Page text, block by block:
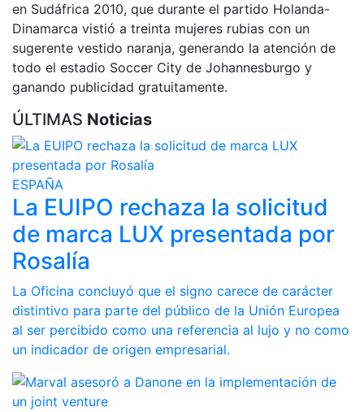
en Sudáfrica 2010, que durante el partido Holanda-
Dinamarca vistió a treinta mujeres rubias con un
sugerente vestido naranja, generando la atención de
todo el estadio Soccer City de Johannesburgo y
ganando publicidad gratuitamente.
ÚLTIMAS Noticias
ESPAÑA
La EUIPO rechaza la solicitud
de marca LUX presentada por
Rosalía
La Oficina concluyó que el signo carece de carácter
distintivo para parte del público de la Unión Europea
al ser percibido como una referencia al lujo y no como
un indicador de origen empresarial.